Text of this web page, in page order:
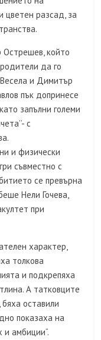
цветен разсад, за
Острешев, който
да го
и Димитър
пък допринесе
запълни големи
с
и физически
съвместно с
се превърна
Нели Гочева,
при
характер,
толкова
и подкрепяха
А татковците
оставили
показаха на
амбиции“.